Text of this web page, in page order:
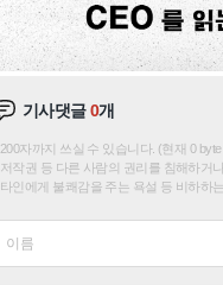
기사댓글0개
200자까지 쓰실 수 있습니다. (현재 0
저작권 등 다른 사람의 권리를 침해하거
타인에게 불쾌감을 주는 욕설 등 비하하